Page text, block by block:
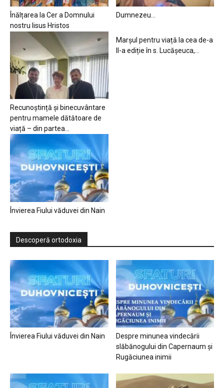
Înălțarea la Cer a Domnului
nostru Iisus Hristos
Dumnezeu…
Recunoștință și binecuvântare
pentru mamele dătătoare de
viață – din partea...
Marșul pentru viață la cea de-a
II-a ediție în s. Lucășeuca,...
Învierea Fiului văduvei din Nain
Descoperă ortodoxia
Învierea Fiului văduvei din Nain
Despre minunea vindecării
slăbănogului din Capernaum și
Rugăciunea inimii